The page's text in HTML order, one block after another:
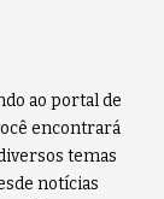
ao portal de
encontrará
temas
notícias